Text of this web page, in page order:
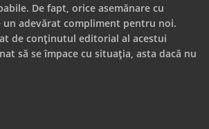
De fapt, orice asemănare cu
un adevărat compliment pentru noi.
de conținutul editorial al acestui
să se împace cu situația, asta dacă nu